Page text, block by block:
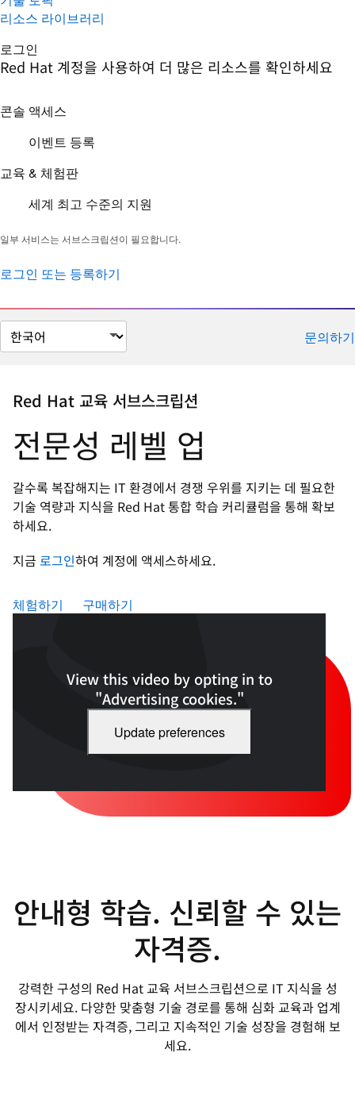
리소스 라이브러리
로그인
Red Hat 계정을 사용하여 더 많은 리소스를 확인하세요
콘솔 액세스
이벤트 등록
교육 & 체험판
세계 최고 수준의 지원
일부 서비스는 서브스크립션이 필요합니다.
로그인 또는 등록하기
페
이
문의하기
Red Hat 교육 서브스크립션
전문성 레벨 업
갈수록 복잡해지는 IT 환경에서 경쟁 우위를 지키는 데 필요한
기술 역량과 지식을 Red Hat 통합 학습 커리큘럼을 통해 확보
하세요.
지금 로그인하여 계정에 액세스하세요.
체험하기 구매하기
View this video by opting in to
"Advertising cookies."
Update preferences
안내형 학습. 신뢰할 수 있는
자격증.
강력한 구성의 Red Hat 교육 서브스크립션으로 IT 지식을 성
장시키세요. 다양한 맞춤형 기술 경로를 통해 심화 교육과 업계
에서 인정받는 자격증, 그리고 지속적인 기술 성장을 경험해 보
세요.